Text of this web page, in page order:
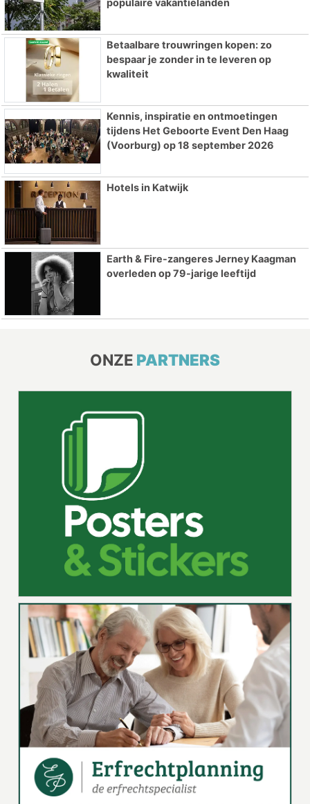
populaire vakantielanden
Betaalbare trouwringen kopen: zo
bespaar je zonder in te leveren op
kwaliteit
Kennis, inspiratie en ontmoetingen
tijdens Het Geboorte Event Den Haag
(Voorburg) op 18 september 2026
Hotels in Katwijk
Earth & Fire-zangeres Jerney Kaagman
overleden op 79-jarige leeftijd
ONZE PARTNERS